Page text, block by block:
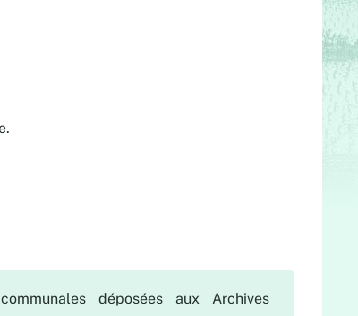
déposées aux Archives